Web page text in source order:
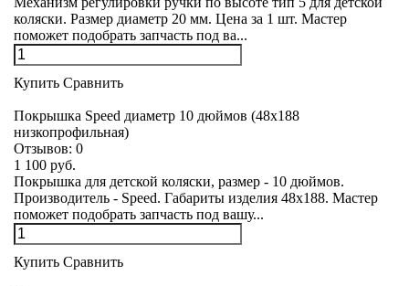
коляски. Размер диаметр 20 мм. Цена за 1 шт. Мастер
поможет подобрать запчасть под ва...
Купить Сравнить
Покрышка Speed диаметр 10 дюймов (48х188
низкопрофильная)
Отзывов: 0
1 100 руб.
Покрышка для детской коляски, размер - 10 дюймов.
Производитель - Speed. Габариты изделия 48х188. Мастер
поможет подобрать запчасть под вашу...
Купить Сравнить